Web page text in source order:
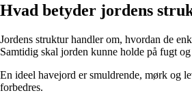
Hvad betyder jordens
Jordens struktur handler om, hvordan de
Samtidig skal jorden kunne holde på fugt
En ideel havejord er smuldrende, mørk og
forbedres.